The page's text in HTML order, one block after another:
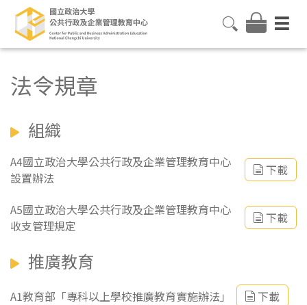
法令規章
組織
A4國立政治大學公共行政及企業管理教育中心
設置辦法
下載
A5國立政治大學公共行政及企業管理教育中心
收支管理規定
下載
推廣教育
A1教育部「專科以上學校推廣教育實施辦法」 下載